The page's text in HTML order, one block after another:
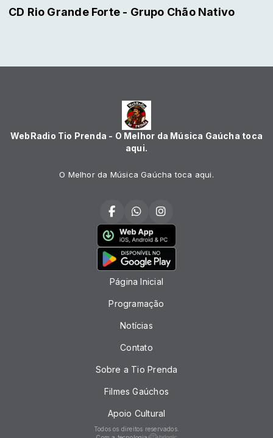
CD Rio Grande Forte - Grupo Chão Nativo
WebRadio Tio Prenda - O Melhor da Música Gaúcha toca
aqui.
O Melhor da Música Gaúcha toca aqui.
Página Inicial
Programação
Notícias
Contato
Sobre a Tio Prenda
Filmes Gaúchos
Apoio Cultural
Todos os direitos reservados.